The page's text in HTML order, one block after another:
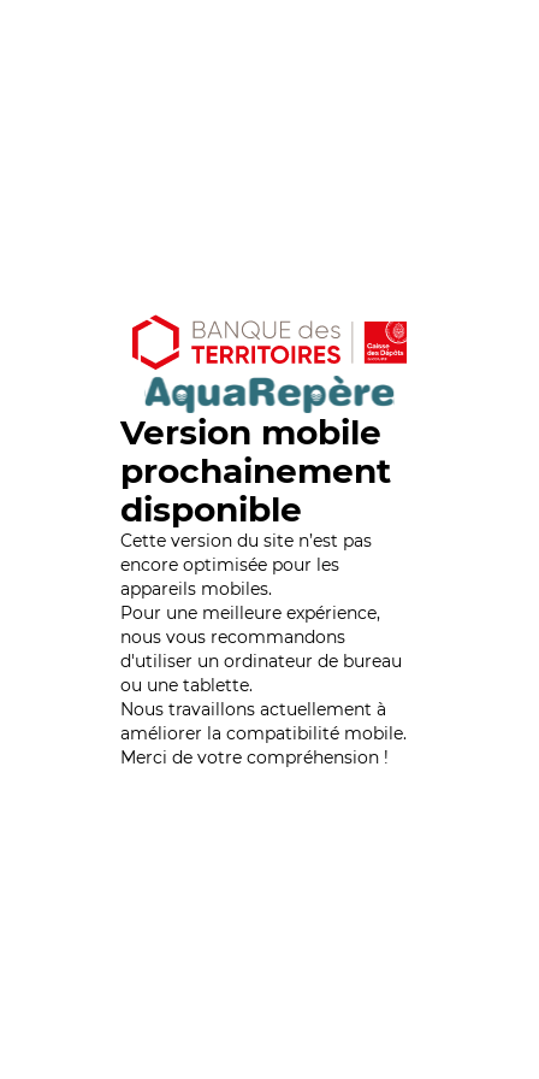
Version mobile
prochainement
disponible
Cette version du site n’est pas
encore optimisée pour les
appareils mobiles.
Pour une meilleure expérience,
nous vous recommandons
d'utiliser un ordinateur de bureau
ou une tablette.
Nous travaillons actuellement à
améliorer la compatibilité mobile.
Merci de votre compréhension !